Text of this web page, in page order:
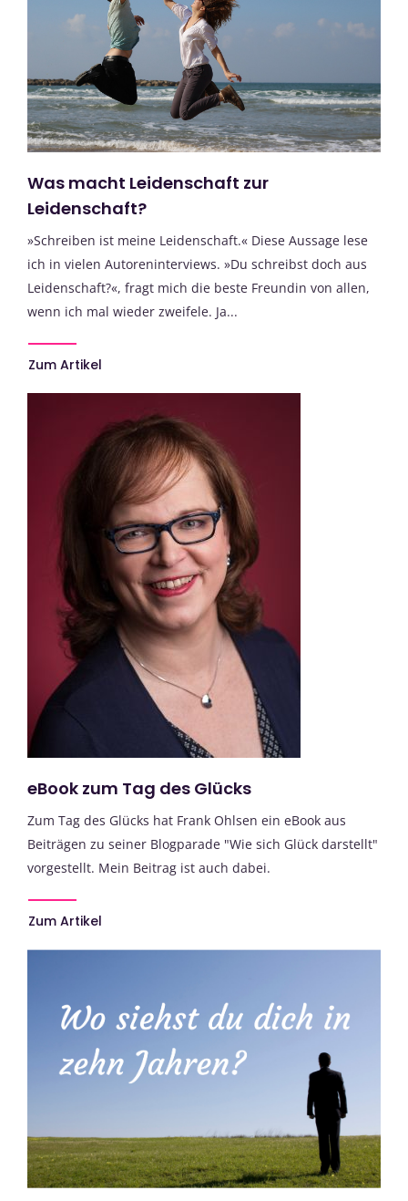
Was macht Leidenschaft zur
Leidenschaft?
»Schreiben ist meine Leidenschaft.« Diese Aussage lese
ich in vielen Autoreninterviews. »Du schreibst doch aus
Leidenschaft?«, fragt mich die beste Freundin von allen,
wenn ich mal wieder zweifele. Ja...
Zum Artikel
eBook zum Tag des Glücks
Zum Tag des Glücks hat Frank Ohlsen ein eBook aus
Beiträgen zu seiner Blogparade "Wie sich Glück darstellt"
vorgestellt. Mein Beitrag ist auch dabei.
Zum Artikel